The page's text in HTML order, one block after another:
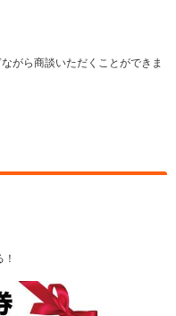
がら商談いただくことができま